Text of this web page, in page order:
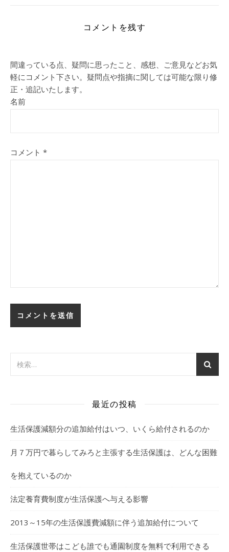
コメントを残す
間違っている点、疑問に思ったこと、感想、ご意見などお気
軽にコメント下さい。疑問点や指摘に関しては可能な限り修
正・追記いたします。
名前
コメント *
最近の投稿
生活保護減額分の追加給付はいつ、いくら給付されるのか
月７万円で暮らしてみろと主張する生活保護は、どんな困難
を抱えているのか
法定養育費制度が生活保護へ与える影響
2013～15年の生活保護費減額に伴う追加給付について
生活保護世帯はこども誰でも通園制度を無料で利用できる